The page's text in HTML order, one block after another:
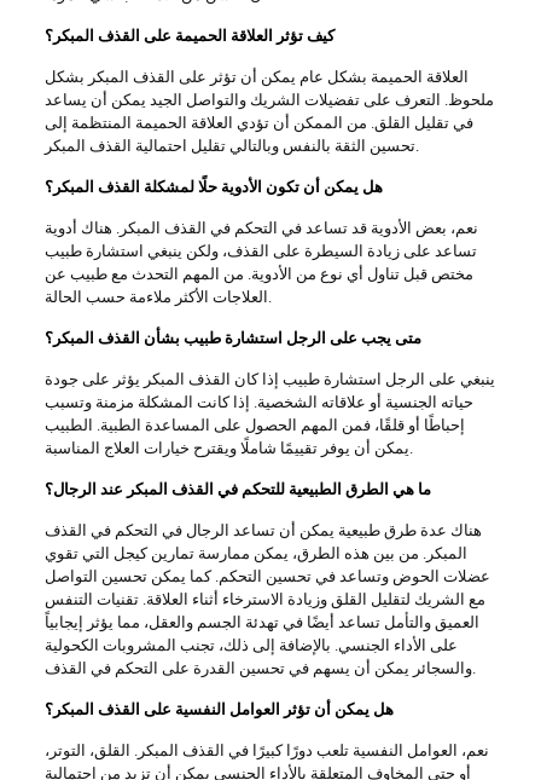
كيف تؤثر العلاقة الحميمة على القذف المبكر؟
العلاقة الحميمة بشكل عام يمكن أن تؤثر على القذف المبكر بشكل
ملحوظ. التعرف على تفضيلات الشريك والتواصل الجيد يمكن أن يساعد
في تقليل القلق. من الممكن أن تؤدي العلاقة الحميمة المنتظمة إلى
تحسين الثقة بالنفس وبالتالي تقليل احتمالية القذف المبكر.
هل يمكن أن تكون الأدوية حلًا لمشكلة القذف المبكر؟
نعم، بعض الأدوية قد تساعد في التحكم في القذف المبكر. هناك أدوية
تساعد على زيادة السيطرة على القذف، ولكن ينبغي استشارة طبيب
مختص قبل تناول أي نوع من الأدوية. من المهم التحدث مع طبيب عن
العلاجات الأكثر ملاءمة حسب الحالة.
متى يجب على الرجل استشارة طبيب بشأن القذف المبكر؟
ينبغي على الرجل استشارة طبيب إذا كان القذف المبكر يؤثر على جودة
حياته الجنسية أو علاقاته الشخصية. إذا كانت المشكلة مزمنة وتسبب
إحباطًا أو قلقًا، فمن المهم الحصول على المساعدة الطبية. الطبيب
يمكن أن يوفر تقييمًا شاملًا ويقترح خيارات العلاج المناسبة.
ما هي الطرق الطبيعية للتحكم في القذف المبكر عند الرجال؟
هناك عدة طرق طبيعية يمكن أن تساعد الرجال في التحكم في القذف
المبكر. من بين هذه الطرق، يمكن ممارسة تمارين كيجل التي تقوي
عضلات الحوض وتساعد في تحسين التحكم. كما يمكن تحسين التواصل
مع الشريك لتقليل القلق وزيادة الاسترخاء أثناء العلاقة. تقنيات التنفس
العميق والتأمل تساعد أيضًا في تهدئة الجسم والعقل، مما يؤثر إيجابياً
على الأداء الجنسي. بالإضافة إلى ذلك، تجنب المشروبات الكحولية
والسجائر يمكن أن يسهم في تحسين القدرة على التحكم في القذف.
هل يمكن أن تؤثر العوامل النفسية على القذف المبكر؟
نعم، العوامل النفسية تلعب دورًا كبيرًا في القذف المبكر. القلق، التوتر،
أو حتى المخاوف المتعلقة بالأداء الجنسي يمكن أن تزيد من احتمالية